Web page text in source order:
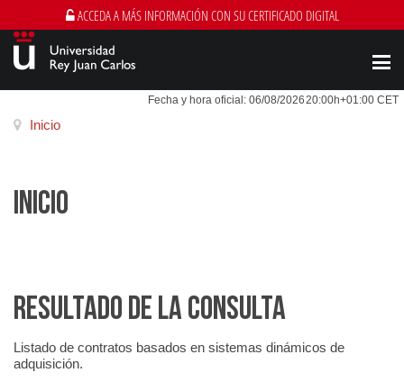
Fecha y hora oficial: 06/08/202620:00h+01:00 CET
ACCEDA A MÁS INFORMACIÓN CON SU CERTIFICADO DIGITAL
Inicio
INICIO
RESULTADO DE LA CONSULTA
Listado de contratos basados en sistemas dinámicos de
adquisición.